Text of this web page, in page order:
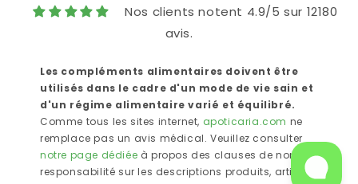
Nos clients notent 4.9/5 sur 12180
avis.
Les compléments alimentaires doivent être
utilisés dans le cadre d'un mode de vie sain et
d'un régime alimentaire varié et équilibré.
Comme tous les sites internet, apoticaria.com ne
remplace pas un avis médical. Veuillez consulter
notre page dédiée à propos des clauses de non
responsabilité sur les descriptions produits, articles